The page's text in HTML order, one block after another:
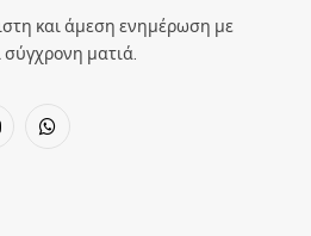
και άμεση ενημέρωση με
σύγχρονη ματιά.
WhatsApp